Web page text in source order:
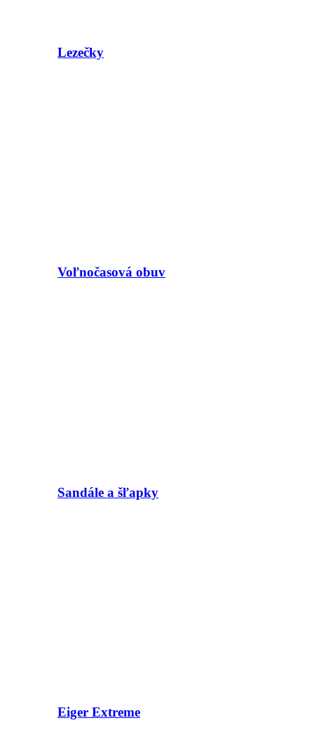
Lezečky
Voľnočasová obuv
Sandále a šľapky
Eiger Extreme